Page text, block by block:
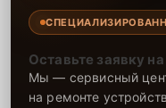
Оставьте заявку
Мы — сервисный
на ремонте